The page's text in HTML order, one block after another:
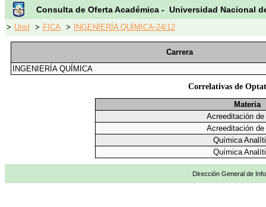
Consulta de Oferta Académica - Universidad Nacional
> Unsl > FICA > INGENIERÍA QUÍMICA-24/12
Carrera
INGENIERÍA QUÍMICA
Correlativas de
Materia
Acreeditación
Acreeditación
Química
Química
Dirección General de